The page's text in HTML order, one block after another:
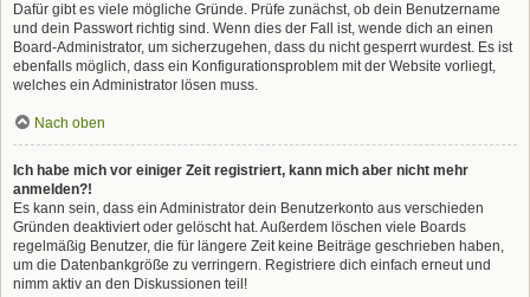
Dafür gibt es viele mögliche Gründe. Prüfe zunächst, ob dein Benutzername
und dein Passwort richtig sind. Wenn dies der Fall ist, wende dich an einen
Board-Administrator, um sicherzugehen, dass du nicht gesperrt wurdest. Es ist
ebenfalls möglich, dass ein Konfigurationsproblem mit der Website vorliegt,
welches ein Administrator lösen muss.
Nach oben
Ich habe mich vor einiger Zeit registriert, kann mich aber nicht mehr
anmelden?!
Es kann sein, dass ein Administrator dein Benutzerkonto aus verschieden
Gründen deaktiviert oder gelöscht hat. Außerdem löschen viele Boards
regelmäßig Benutzer, die für längere Zeit keine Beiträge geschrieben haben,
um die Datenbankgröße zu verringern. Registriere dich einfach erneut und
nimm aktiv an den Diskussionen teil!